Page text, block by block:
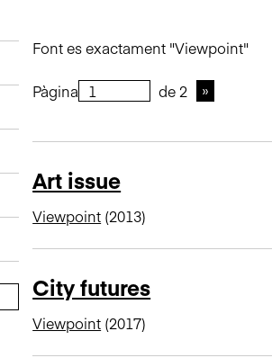
Font es exactament "Viewpoint"
Pàgina de 2
Art issue
Viewpoint (2013)
City futures
Viewpoint (2017)